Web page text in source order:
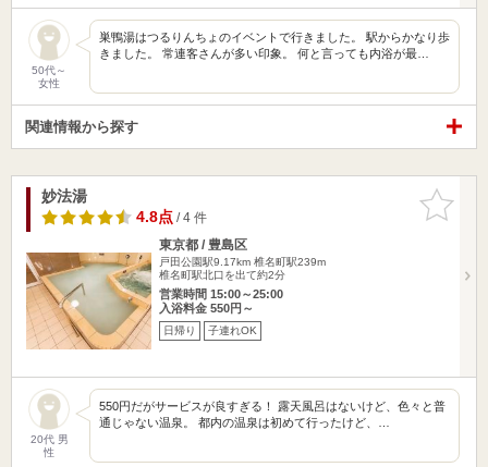
50代～
女性
巣鴨湯はつるりんちょのイベントで行きました。 駅からかなり歩
きました。 常連客さんが多い印象。 何と言っても内浴が最…
関連情報から探す
お気に入
りに追加
妙法湯
4.8点/ 4 件
東京都 / 豊島区
戸田公園駅9.17km 椎名町駅239m
椎名町駅北口を出て約2分
営業時間 15:00～25:00
入浴料金 550円～
日帰り 子連れOK
20代 男
性
550円だがサービスが良すぎる！ 露天風呂はないけど、色々と普
通じゃない温泉。 都内の温泉は初めて行ったけど、…